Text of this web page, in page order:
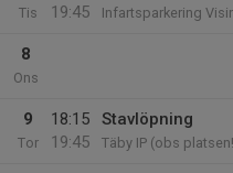
Tis
19:45
Infartsparkering
8
Ons
9
Tor
18:15
19:45
Stavlöpning
Täby IP (obs